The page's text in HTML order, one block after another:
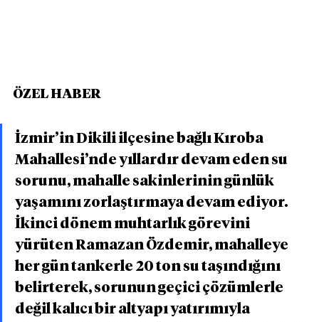
ÖZEL HABER
İzmir’in Dikili ilçesine bağlı Kıroba
Mahallesi’nde yıllardır devam eden su
sorunu, mahalle sakinlerinin günlük
yaşamını zorlaştırmaya devam ediyor.
İkinci dönem muhtarlık görevini
yürüten Ramazan Özdemir, mahalleye
her gün tankerle 20 ton su taşındığını
belirterek, sorunun geçici çözümlerle
değil kalıcı bir altyapı yatırımıyla